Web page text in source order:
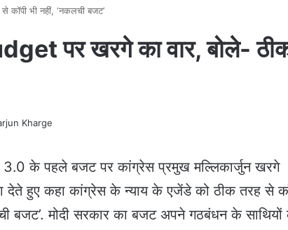
भी नहीं, ‘नकलची बजट’
पर खरगे का वार, बोले-
3.0 के पहले बजट पर कांग्रेस प्रमुख मल्लिकार्जुन खरगे
हुए कहा कांग्रेस के न्याय के एजेंडे को ठीक तरह से
बजट’. मोदी सरकार का बजट अपने गठबंधन के साथियों